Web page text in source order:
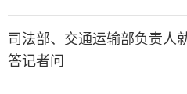
司法部、交通运输部负责人
答记者问